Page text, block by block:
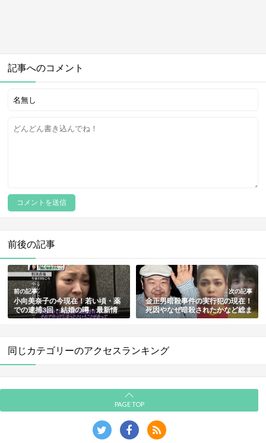
記事へのコメント
前後の記事
前の記事
小向美奈子の今現在！若い頃・薬
での逮捕3回・結婚の噂・最新情
報まとめ
次の記事
金正男暗殺事件の実行犯の現在！
死因やなぜ暗殺されたかなど総ま
とめ
同じカテゴリーのアクセスランキング
PAGE TOP